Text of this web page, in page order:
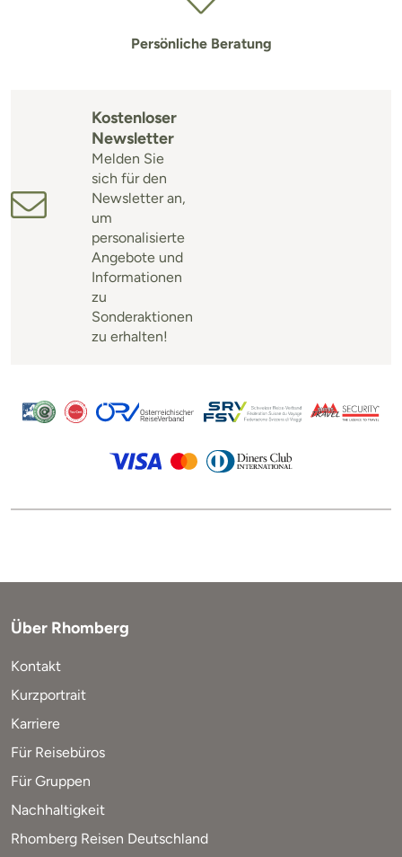
Persönliche Beratung
Kostenloser
Newsletter
Melden Sie
sich für den
Newsletter an,
um
personalisierte
Angebote und
Informationen
zu
Sonderaktionen
zu erhalten!
Über Rhomberg
Kontakt
Kurzportrait
Karriere
Für Reisebüros
Für Gruppen
Nachhaltigkeit
Rhomberg Reisen Deutschland